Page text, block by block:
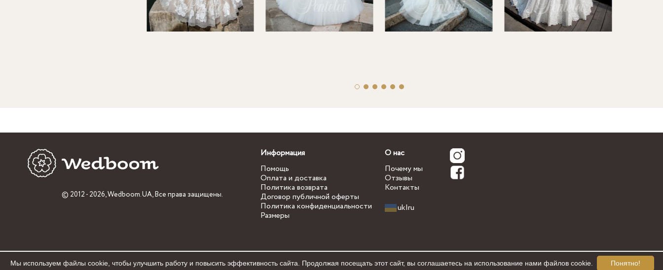
© 2012 - 2026,Wedboom.UA, Все права защищены.
Информация
Помощь
Оплата и доставка
Политика возврата
Договор публичной оферты
Политика конфиденциальности
Размеры
О нас
Почему мы
Отзывы
Контакты
uk|ru
Понятно!
Мы используем файлы cookie, чтобы улучшить работу и повысить эффективность сайта. Продолжая посещать этот сайт, вы соглашаетесь на использование нами файлов cookie.